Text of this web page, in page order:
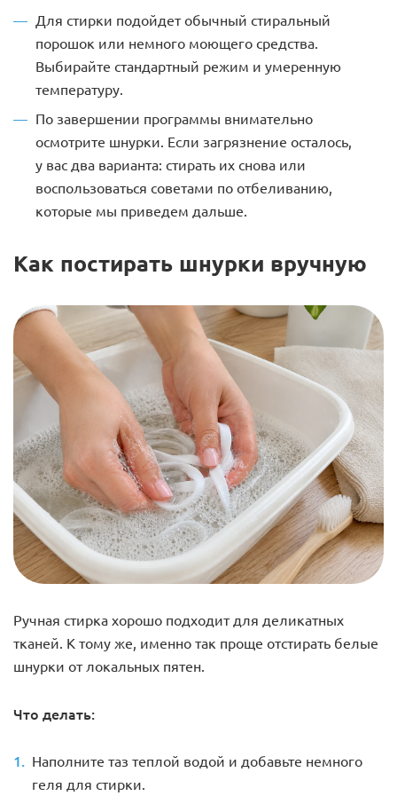
Для стирки подойдет обычный стиральный
порошок или немного моющего средства.
Выбирайте стандартный режим и умеренную
температуру.
По завершении программы внимательно
осмотрите шнурки. Если загрязнение осталось,
у вас два варианта: стирать их снова или
воспользоваться советами по отбеливанию,
которые мы приведем дальше.
Как постирать шнурки вручную
Ручная стирка хорошо подходит для деликатных
тканей. К тому же, именно так проще отстирать белые
шнурки от локальных пятен.
Что делать:
Наполните таз теплой водой и добавьте немного
геля для стирки.